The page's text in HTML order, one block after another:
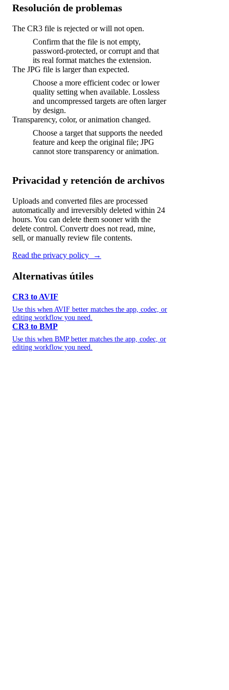
Resolución de problemas
The CR3 file is rejected or will not open.
Confirm that the file is not empty,
password-protected, or corrupt and that
its real format matches the extension.
The JPG file is larger than expected.
Choose a more efficient codec or lower
quality setting when available. Lossless
and uncompressed targets are often larger
by design.
Transparency, color, or animation changed.
Choose a target that supports the needed
feature and keep the original file; JPG
cannot store transparency or animation.
Privacidad y retención de archivos
Uploads and converted files are processed
automatically and irreversibly deleted within 24
hours. You can delete them sooner with the
delete control. Convertr does not read, mine,
sell, or manually review file contents.
Read the privacy policy
→
Alternativas útiles
CR3 to AVIF
Use this when AVIF better matches the app, codec, or
editing workflow you need.
CR3 to BMP
Use this when BMP better matches the app, codec, or
editing workflow you need.